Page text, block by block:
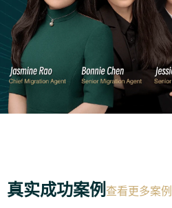
真实成功案例查看更多案例